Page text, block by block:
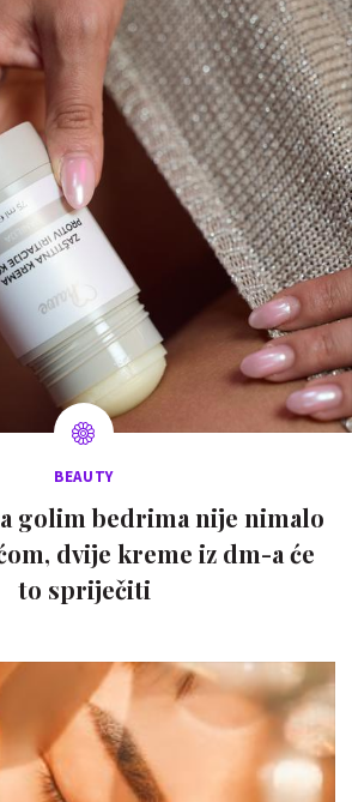
BEAUTY
golim bedrima nije nimalo
dvije kreme iz dm-a će
to spriječiti